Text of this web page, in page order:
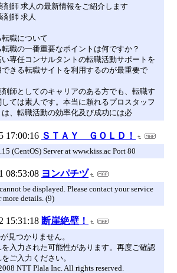
剤師 求人の最新情報をご紹介します
剤師 求人
職について
職の一番重要なポイントは何ですか？
い専任コンサルタントの転職活動サポートを
できる転職サイトを利用するのが最重要で
剤師としてのキャリアのある方でも、転職す
ては素人です。本当に頼れるプロスタッフ
、転職活動の効率化及び成功には必
17:00:16 ＳＴＡＹ ＧＯＬＤ！
(CentOS) Server at www.kiss.ac Port 80
08:53:08 ヨンパチヅ
be displayed. Please contact your service
details. (9)
15:31:18 断崖絶壁！
見つかりません。
入力された可能性があります。再度ご確認
ご入力ください。
NTT Plala Inc. All rights reserved.